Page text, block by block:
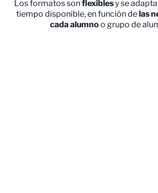
Los formatos sonflexiblesy se
tiempo disponible, en función delas
cada alumno o grupo de